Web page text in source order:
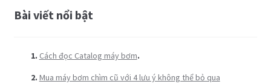
Bài viết nổi bật
Cách đọc Catalog máy bơm.
Mua máy bơm chìm cũ với 4 lưu ý không thể bỏ qua